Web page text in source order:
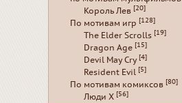
Король Лев [20]
По мотивам игр [128]
The Elder Scrolls [19]
Dragon Age [15]
Devil May Cry [4]
Resident Evil [5]
По мотивам комиксов [80]
Люди Х [56]